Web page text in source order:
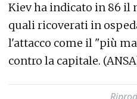
Kiev ha indicato in 86 il
quali ricoverati in
l'attacco come il "più
contro la capitale.